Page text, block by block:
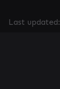
Last updated: